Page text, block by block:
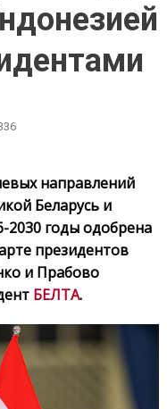
направлений
Беларусь и
2030 годы одобрена
президентов
и Прабово
БЕЛТА.